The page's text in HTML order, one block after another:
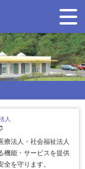
人
療法人・社会福祉法人
機能・サービスを提供
全を守ります。